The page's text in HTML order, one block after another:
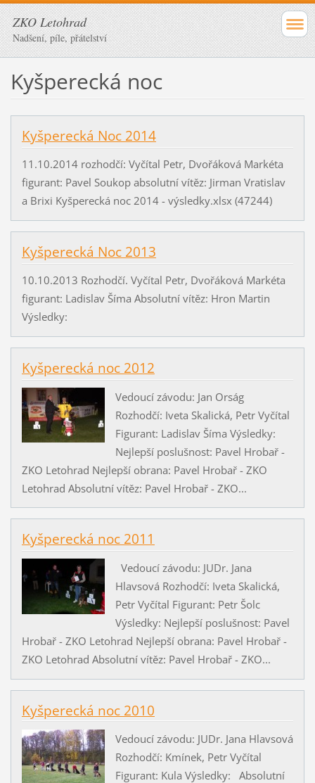
ZKO Letohrad
Nadšení, píle, přátelství
Kyšperecká noc
Kyšperecká Noc 2014
11.10.2014 rozhodčí: Vyčítal Petr, Dvořáková Markéta
figurant: Pavel Soukop absolutní vítěz: Jirman Vratislav
a Brixi Kyšperecká noc 2014 - výsledky.xlsx (47244)
Kyšperecká Noc 2013
10.10.2013 Rozhodčí. Vyčítal Petr, Dvořáková Markéta
figurant: Ladislav Šíma Absolutní vítěz: Hron Martin
Výsledky:
Kyšperecká noc 2012
Vedoucí závodu: Jan Orság
Rozhodčí: Iveta Skalická, Petr Vyčítal
Figurant: Ladislav Šíma Výsledky:
Nejlepší poslušnost: Pavel Hrobař -
ZKO Letohrad Nejlepší obrana: Pavel Hrobař - ZKO
Letohrad Absolutní vítěz: Pavel Hrobař - ZKO...
Kyšperecká noc 2011
Vedoucí závodu: JUDr. Jana
Hlavsová Rozhodčí: Iveta Skalická,
Petr Vyčítal Figurant: Petr Šolc
Výsledky: Nejlepší poslušnost: Pavel
Hrobař - ZKO Letohrad Nejlepší obrana: Pavel Hrobař -
ZKO Letohrad Absolutní vítěz: Pavel Hrobař - ZKO...
Kyšperecká noc 2010
Vedoucí závodu: JUDr. Jana Hlavsová
Rozhodčí: Kmínek, Petr Vyčítal
Figurant: Kula Výsledky: Absolutní